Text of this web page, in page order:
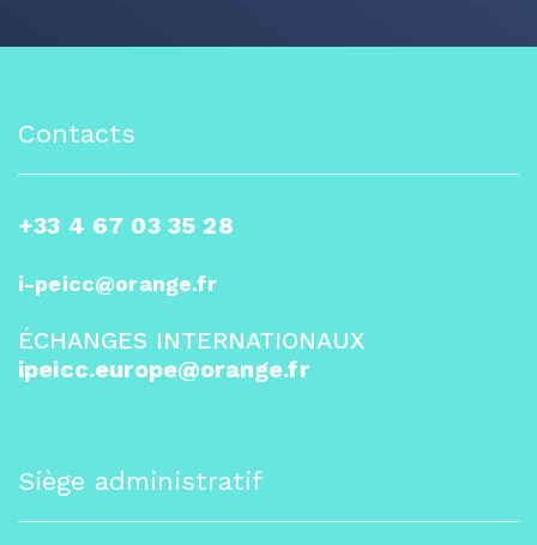
Contacts
+33 4 67 03 35 28
i-peicc@orange.fr
ÉCHANGES INTERNATIONAUX
ipeicc.europe@orange.fr
Siège administratif